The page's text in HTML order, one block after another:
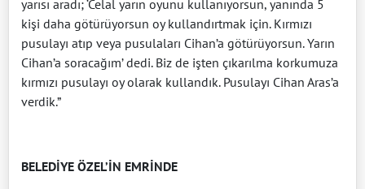
yarısı aradı; ‘Celal yarın oyunu kullanıyorsun, yanında 5
kişi daha götürüyorsun oy kullandırtmak için. Kırmızı
pusulayı atıp veya pusulaları Cihan’a götürüyorsun. Yarın
Cihan’a soracağım’ dedi. Biz de işten çıkarılma korkumuza
kırmızı pusulayı oy olarak kullandık. Pusulayı Cihan Aras’a
verdik.”
BELEDİYE ÖZEL’İN EMRİNDE